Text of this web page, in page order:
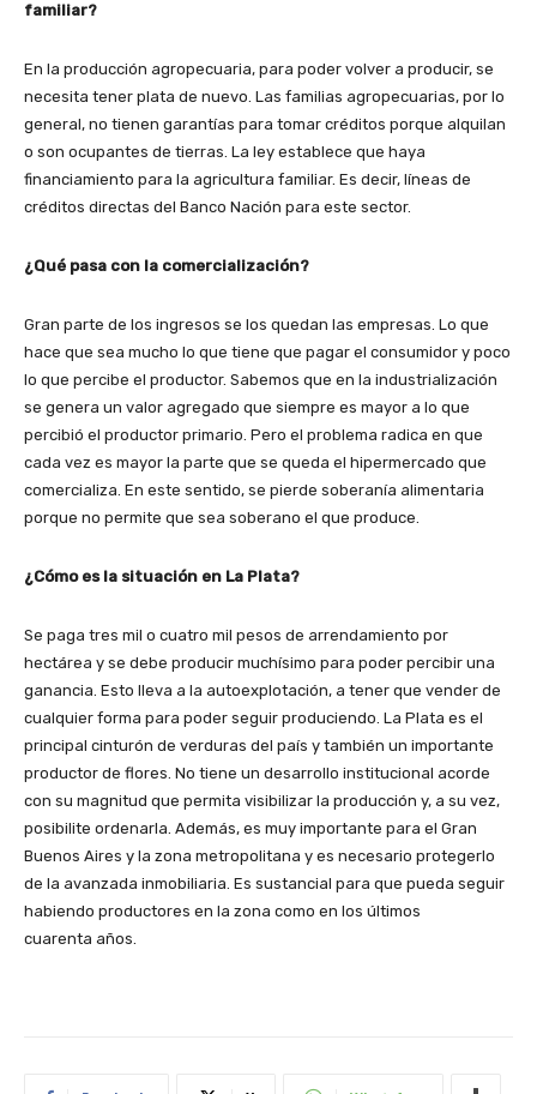
familiar?
En la producción agropecuaria, para poder volver a producir, se
necesita tener plata de nuevo. Las familias agropecuarias, por lo
general, no tienen garantías para tomar créditos porque alquilan
o son ocupantes de tierras. La ley establece que haya
financiamiento para la agricultura familiar. Es decir, líneas de
créditos directas del Banco Nación para este sector.
¿Qué pasa con la comercialización?
Gran parte de los ingresos se los quedan las empresas. Lo que
hace que sea mucho lo que tiene que pagar el consumidor y poco
lo que percibe el productor. Sabemos que en la industrialización
se genera un valor agregado que siempre es mayor a lo que
percibió el productor primario. Pero el problema radica en que
cada vez es mayor la parte que se queda el hipermercado que
comercializa. En este sentido, se pierde soberanía alimentaria
porque no permite que sea soberano el que produce.
¿Cómo es la situación en La Plata?
Se paga tres mil o cuatro mil pesos de arrendamiento por
hectárea y se debe producir muchísimo para poder percibir una
ganancia. Esto lleva a la autoexplotación, a tener que vender de
cualquier forma para poder seguir produciendo. La Plata es el
principal cinturón de verduras del país y también un importante
productor de flores. No tiene un desarrollo institucional acorde
con su magnitud que permita visibilizar la producción y, a su vez,
posibilite ordenarla. Además, es muy importante para el Gran
Buenos Aires y la zona metropolitana y es necesario protegerlo
de la avanzada inmobiliaria. Es sustancial para que pueda seguir
habiendo productores en la zona como en los últimos
cuarenta años.